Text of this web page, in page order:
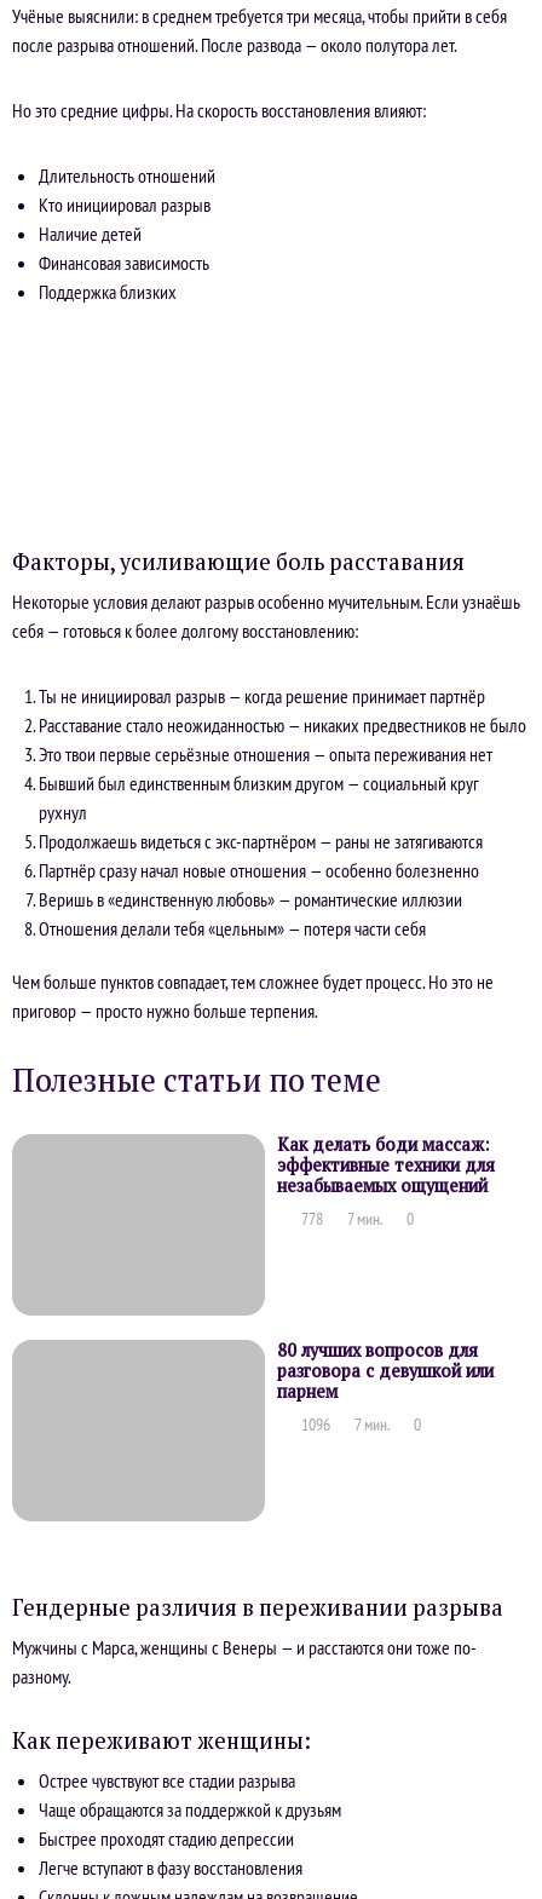
Учёные выяснили: в среднем требуется три месяца, чтобы прийти в себя
после разрыва отношений. После развода — около полутора лет.
Но это средние цифры. На скорость восстановления влияют:
Длительность отношений
Кто инициировал разрыв
Наличие детей
Финансовая зависимость
Поддержка близких
Факторы, усиливающие боль расставания
Некоторые условия делают разрыв особенно мучительным. Если узнаёшь
себя — готовься к более долгому восстановлению:
Ты не инициировал разрыв — когда решение принимает партнёр
Расставание стало неожиданностью — никаких предвестников не было
Это твои первые серьёзные отношения — опыта переживания нет
Бывший был единственным близким другом — социальный круг
рухнул
Продолжаешь видеться с экс-партнёром — раны не затягиваются
Партнёр сразу начал новые отношения — особенно болезненно
Веришь в «единственную любовь» — романтические иллюзии
Отношения делали тебя «цельным» — потеря части себя
Чем больше пунктов совпадает, тем сложнее будет процесс. Но это не
приговор — просто нужно больше терпения.
Полезные статьи по теме
Как делать боди массаж:
эффективные техники для
незабываемых ощущений
778 7 мин. 0
80 лучших вопросов для
разговора с девушкой или
парнем
1096 7 мин. 0
Гендерные различия в переживании разрыва
Мужчины с Марса, женщины с Венеры — и расстаются они тоже по-
разному.
Как переживают женщины:
Острее чувствуют все стадии разрыва
Чаще обращаются за поддержкой к друзьям
Быстрее проходят стадию депрессии
Легче вступают в фазу восстановления